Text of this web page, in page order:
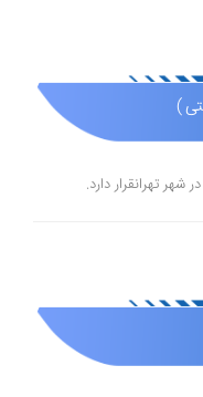
)